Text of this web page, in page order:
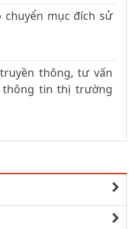
chuyển mục đích sử
thông, tư vấn
thông tin thị trường